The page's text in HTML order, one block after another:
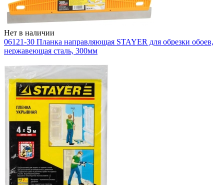
Нет в наличии
06121-30 Планка направляющая STAYER для обрезки обоев,
нержавеющая сталь, 300мм